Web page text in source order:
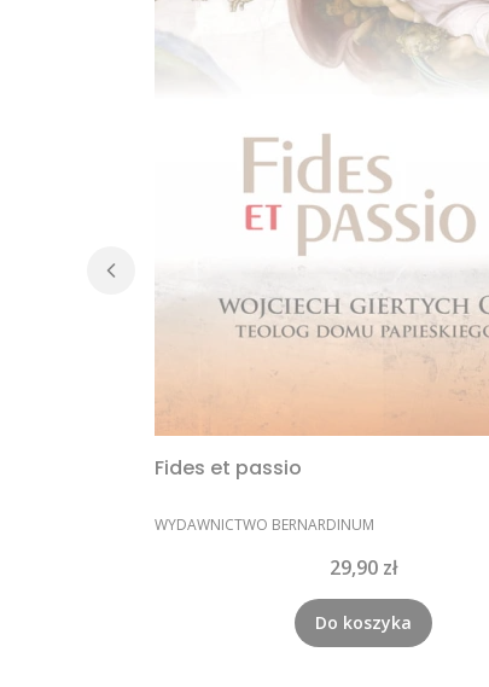
Fides et passio
PRODUCENT
WYDAWNICTWO BERNARDINUM
Cena
29,90 zł
Do koszyka